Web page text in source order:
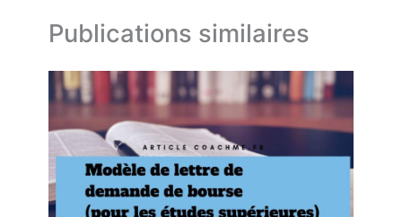
Publications similaires